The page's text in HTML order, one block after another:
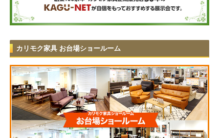
カリモク家具 お台場ショールーム